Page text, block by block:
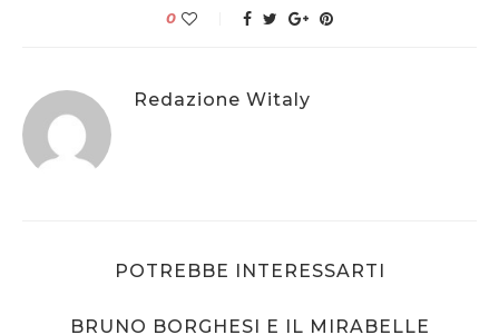
0
Redazione Witaly
POTREBBE INTERESSARTI
BRUNO BORGHESI E IL MIRABELLE